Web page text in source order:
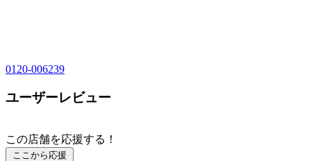
0120-006239
ユーザーレビュー
この店舗を応援する！
ここから応援